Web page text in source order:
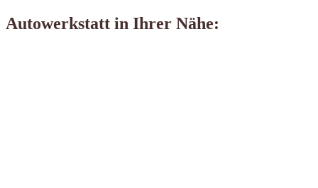
Autowerkstatt in Ihrer Nähe: